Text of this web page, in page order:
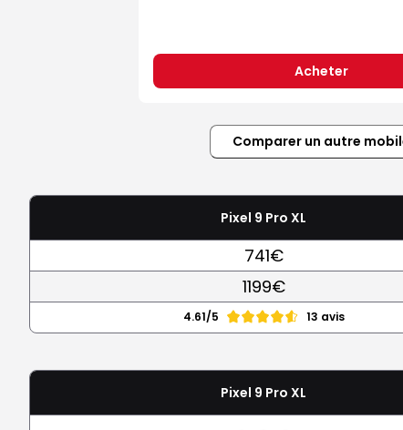
Acheter
Comparer un autre
Pixel 9 Pro XL
741€
1199€
4.61/5 13 avis
Pixel 9 Pro XL